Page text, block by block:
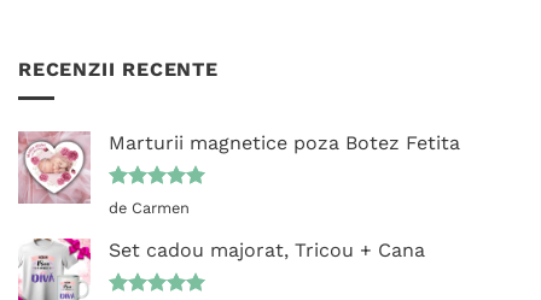
RECENZII RECENTE
Marturii magnetice poza Botez Fetita
Evaluat la
de Carmen
Set cadou majorat, Tricou + Cana